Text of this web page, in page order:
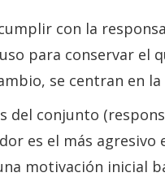
con la
para conservar el
se centran en
del conjunto
es el más
motivación inicial